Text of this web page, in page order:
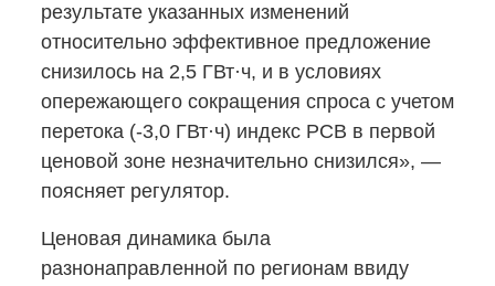
результате указанных изменений
относительно эффективное предложение
снизилось на 2,5 ГВт·ч, и в условиях
опережающего сокращения спроса с учетом
перетока (-3,0 ГВт·ч) индекс РСВ в первой
ценовой зоне незначительно снизился», —
поясняет регулятор.
Ценовая динамика была
разнонаправленной по регионам ввиду